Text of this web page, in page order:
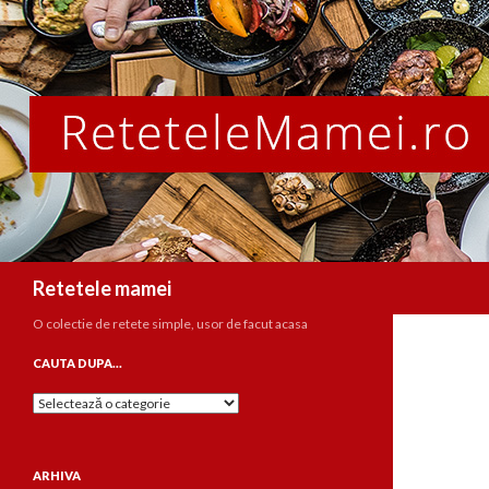
Retetele mamei
O colectie de retete simple, usor de facut acasa
CAUTA DUPA…
Cauta
ARHIVA